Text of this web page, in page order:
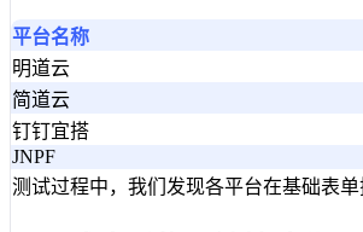
平台名称
明道云
简道云
钉钉宜搭
JNPF
测试过程中，我们发现各平台在基础表